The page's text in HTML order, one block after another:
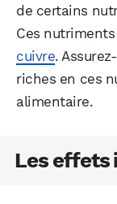
de certains
Ces
cuivre.
riches en ces
alimentaire.
Les effets